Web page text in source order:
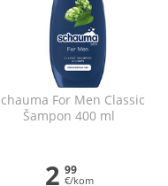
For Men Classic
Šampon 400 ml
2 99
€/kom